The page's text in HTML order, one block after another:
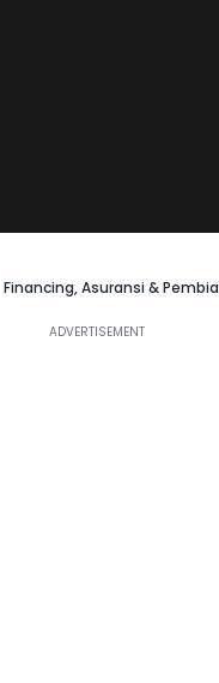
Financing, Asuransi &